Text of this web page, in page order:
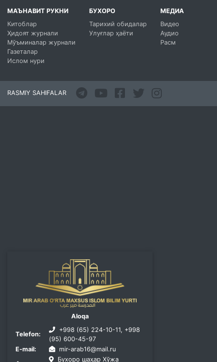
МАЪНАВИТ РУКНИ
Китоблар
Ҳидоят журнали
Мўъминалар журнали
Газеталар
Ислом нури
БУХОРО
Тарихий обидалар
Улуғлар ҳаёти
МЕДИА
Видео
Аудио
Расм
RASMIY SAHIFALAR
Aloqa
Telefon:
+998 (65) 224-10-11, +998
(95) 600-45-97
E-mail:
mir-arab16@mail.ru
Бухоро шаҳар Хўжа